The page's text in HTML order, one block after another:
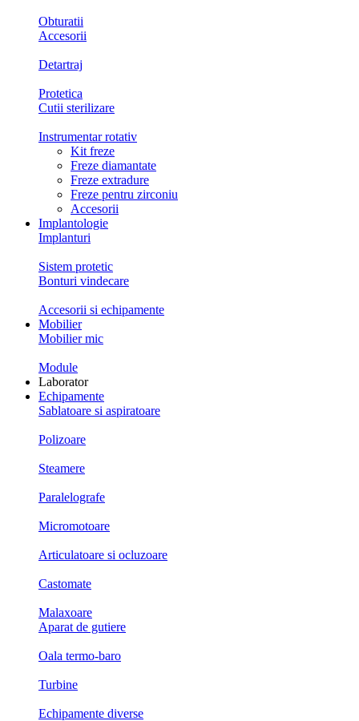
Obturatii
Accesorii
Detartraj
Protetica
Cutii sterilizare
Instrumentar rotativ
Kit freze
Freze diamantate
Freze extradure
Freze pentru zirconiu
Accesorii
Implantologie
Implanturi
Sistem protetic
Bonturi vindecare
Accesorii si echipamente
Mobilier
Mobilier mic
Module
Laborator
Echipamente
Sablatoare si aspiratoare
Polizoare
Steamere
Paralelografe
Micromotoare
Articulatoare si ocluzoare
Castomate
Malaxoare
Aparat de gutiere
Oala termo-baro
Turbine
Echipamente diverse